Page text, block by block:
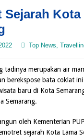
Sejarah Kota
Top News,
tadinya merupakan air
berekspose bata coklat
baru di Kota
Semarang.
oleh Kementerian
sejarah Kota Lama